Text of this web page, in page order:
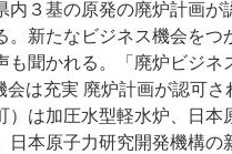
３基の原発の廃炉計画が
。新たなビジネス機会を
も聞かれる。「廃炉ビジ
会は充実 廃炉計画が認可
）は加圧水型軽水炉、日
日本原子力研究開発機構